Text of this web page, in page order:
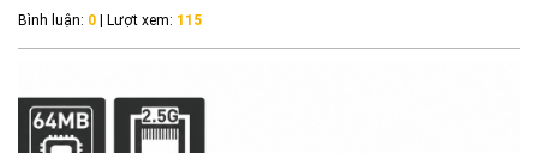
Bình luận: 0 | Lượt xem: 115